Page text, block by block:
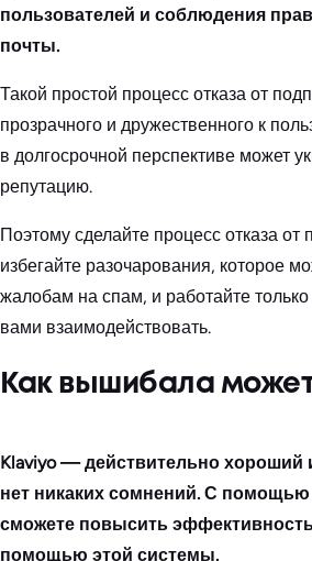
пользователей и соблюдения
почты.
Такой простой процесс отказа от
прозрачного и дружественного к
в долгосрочной перспективе может
репутацию.
Поэтому сделайте процесс отказа от
избегайте разочарования, которое
жалобам на спам, и работайте только
вами взаимодействовать.
Как вышибала
Klaviyo — действительно хороший
нет никаких сомнений. С
сможете повысить
помощью этой системы.